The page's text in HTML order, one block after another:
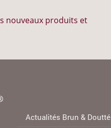
nouveaux produits et
Actualités Brun & Doutté